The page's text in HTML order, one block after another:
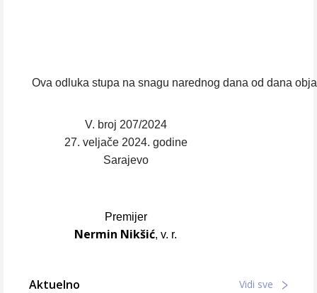
Ova odluka stupa na snagu narednog dana od dana
V. broj 207/2024
27. veljače 2024. godine
Sarajevo
Premijer
Nermin Nikšić, v. r.
Aktuelno Vidi sve